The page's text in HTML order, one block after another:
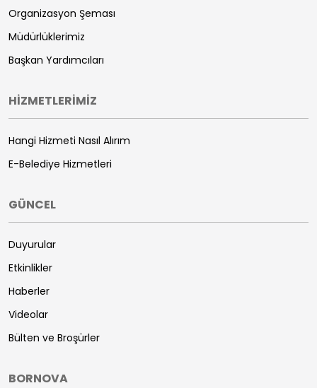
Organizasyon Şeması
Müdürlüklerimiz
Başkan Yardımcıları
HİZMETLERİMİZ
Hangi Hizmeti Nasıl Alırım
E-Belediye Hizmetleri
GÜNCEL
Duyurular
Etkinlikler
Haberler
Videolar
Bülten ve Broşürler
BORNOVA